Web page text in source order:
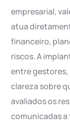
empresarial,
atua
financeiro,
riscos. A
entre gestores,
clareza sobre
avaliados os
comunicadas